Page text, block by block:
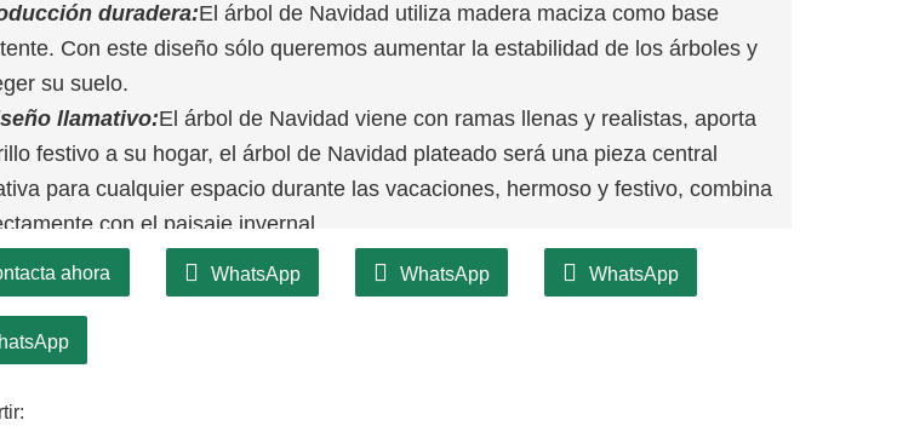
duradera:El árbol de Navidad utiliza madera maciza como base
Con este diseño sólo queremos aumentar la estabilidad de los árboles y
su suelo.
llamativo:El árbol de Navidad viene con ramas llenas y realistas, aporta
festivo a su hogar, el árbol de Navidad plateado será una pieza central
para cualquier espacio durante las vacaciones, hermoso y festivo, combina
con el paisaje invernal.
para festivales:
El árbol de Navidad con cientos de puntas de ramas
una generosa cantidad de espacio para colgar adornos y decoración
los elementos navideños clásicos y la nieve lo convierten en una
decoración para Navidad y festivales, agrega más emoción a su vida y
a su familia de ambiente navideño. .
ahora WhatsApp WhatsApp WhatsApp